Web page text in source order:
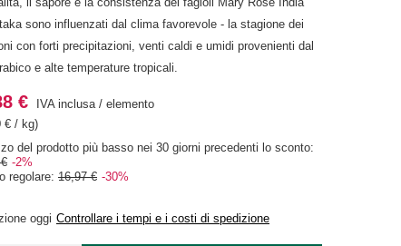
sono influenzati dal clima favorevole - la stagione dei
con forti precipitazioni, venti caldi e umidi provenienti dal
e alte temperature tropicali.
oggi Controllare i tempi e i costi di spedizione
€ IVA inclusa/elemento
€ / kg)
del prodotto più basso nei 30 giorni precedenti lo sconto:
-2%
regolare:16,97 € -30%